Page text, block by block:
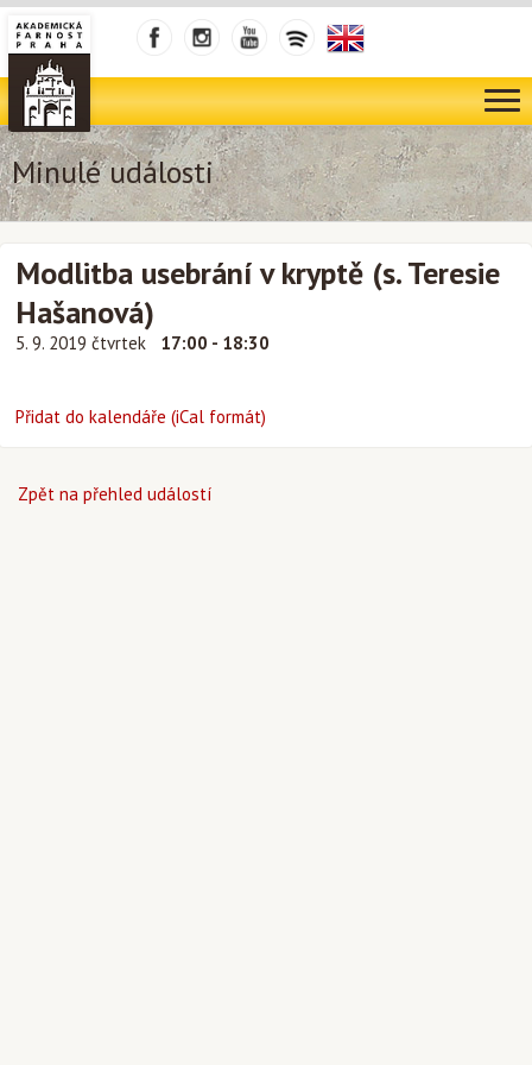
Minulé události
Modlitba usebrání v kryptě (s. Teresie
Hašanová)
5. 9. 2019 čtvrtek 17:00 - 18:30
Přidat do kalendáře (iCal formát)
Zpět na přehled událostí